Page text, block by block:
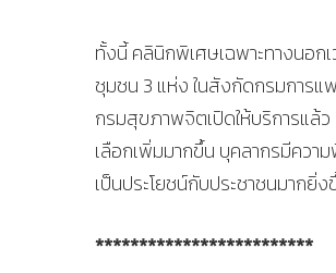
ทั้งนี้ คลินิกพิเศษเฉพาะทางนอก
ชุมชน 3 แห่ง ในสังกัดกรมการแ
กรมสุขภาพจิตเปิดให้บริการแล้
เลือกเพิ่มมากขึ้น บุคลากรมีควา
เป็นประโยชน์กับประชาชนมากยิ่ง
*************************